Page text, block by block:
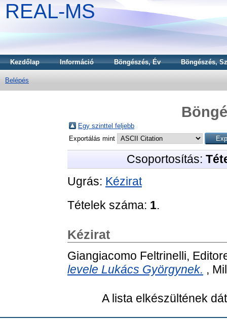
REAL-MS
Kezdőlap Információ Böngészés, Év Böngészés,
Belépés
Egy szinttel feljebb
Exportálás mint
Csoportosítás:
Ugrás: Kézirat
Tételek száma: 1.
Kézirat
Giangiacomo Feltrinelli,
levele Lukács Györgynek. ,
A lista elkészültének